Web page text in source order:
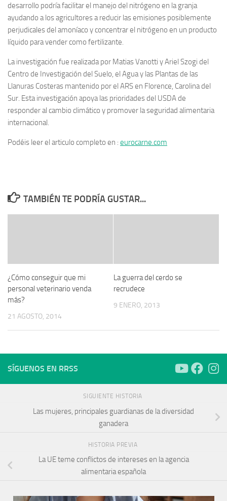
desarrollo podría facilitar el manejo del nitrógeno en la granja
ayudando a los agricultores a reducir las emisiones posiblemente
perjudicales del amoníaco y concentrar el nitrógeno en un producto
líquido para vender como fertilizante.
La investigación fue realizada por Matias Vanotti y Ariel Szogi del
Centro de Investigación del Suelo, el Agua y las Plantas de las
Llanuras Costeras mantenido por el ARS en Florence, Carolina del
Sur. Esta investigación apoya las prioridades del USDA de
responder al cambio climático y promover la seguridad alimentaria
internacional.
Podéis leer el articulo completo en : eurocarne.com
TAMBIÉN TE PODRÍA GUSTAR...
¿Cómo conseguir que mi
personal veterinario venda
más?
21 AGOSTO, 2014
La guerra del cerdo se
recrudece
9 ENERO, 2013
SÍGUENOS EN RRSS
SIGUIENTE HISTORIA
Las mujeres, principales guardianas de la diversidad
ganadera
HISTORIA PREVIA
La UE teme conflictos de intereses en la agencia
alimentaria española